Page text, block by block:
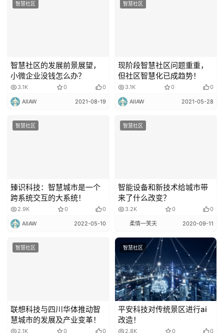
智慧社区
智慧社区的发展前景展望，
小微企业没钱怎么办？
3.1K 0 0
AIIAW 2021-08-19
智慧社区
现阶段智慧社区问题重重，
但社区智慧化已成趋势！
3.1K 0 0
AIIAW 2021-05-28
智慧社区
臻识科技：智慧城市是一个
跨系统交互的大系统！
2.9K 0 0
AIIAW 2022-05-10
智慧社区
智能设备和新技术给城市带
来了什么改变？
3.2K 0 0
柔情一笑天 2020-09-11
智慧社区
联想科技与四川华体推动智
慧城市的发展及产业变革！
2.1K 0 0
智慧社区
平安科技对传统景区进行ai
改造！
2.8K 0 0